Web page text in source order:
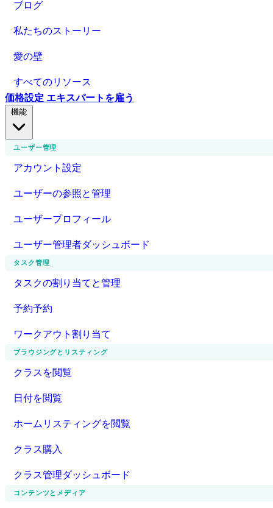
ブログ
私たちのストーリー
愛の壁
すべてのリソース
価格設定 エキスパートを雇う
ユーザー管理
アカウント設定
ユーザーの参照と管理
ユーザープロフィール
ユーザー管理者ダッシュボード
タスク管理
タスクの割り当てと管理
予約予約
ワークアウト割り当て
ブラウジングとリスティング
クラスを閲覧
日付を閲覧
ホームリスティングを閲覧
クラス購入
クラス管理ダッシュボード
コンテンツとメディア